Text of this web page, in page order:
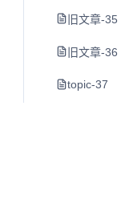
旧文章-35
旧文章-36
topic-37